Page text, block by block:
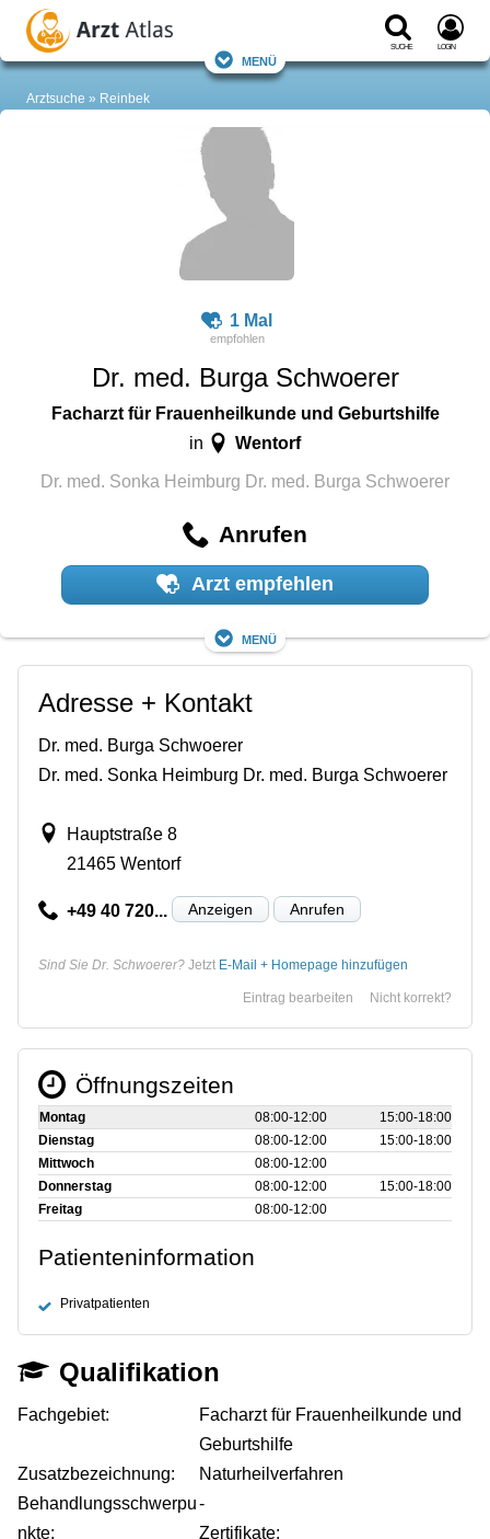
Suche Login
Menü
Arztsuche Reinbek
1 Mal
Dr. med. Burga Schwoerer
Facharzt für Frauenheilkunde und Geburtshilfe
in Wentorf
Dr. med. Sonka Heimburg Dr. med. Burga Schwoerer
Anrufen
Arzt empfehlen
Menü
Adresse + Kontakt
Dr. med. Burga Schwoerer
Dr. med. Sonka Heimburg Dr. med. Burga Schwoerer
Hauptstraße 8
21465 Wentorf
+49 40 720... Anzeigen Anrufen
Sind Sie Dr. Schwoerer? Jetzt E-Mail + Homepage hinzufügen
Nicht korrekt?
Eintrag bearbeiten
Öffnungszeiten
Montag 08:00‑12:00
15:00‑18:00
Dienstag
08:00‑12:00
15:00‑18:00
Mittwoch
08:00‑12:00
Donnerstag
08:00‑12:00
15:00‑18:00
Freitag
08:00‑12:00
Patienteninformation
Privatpatienten
Qualifikation
Fachgebiet:
Facharzt für Frauenheilkunde und
Geburtshilfe
Zusatzbezeichnung:
Naturheilverfahren
Behandlungsschwerpu
nkte:
-
Zertifikate: